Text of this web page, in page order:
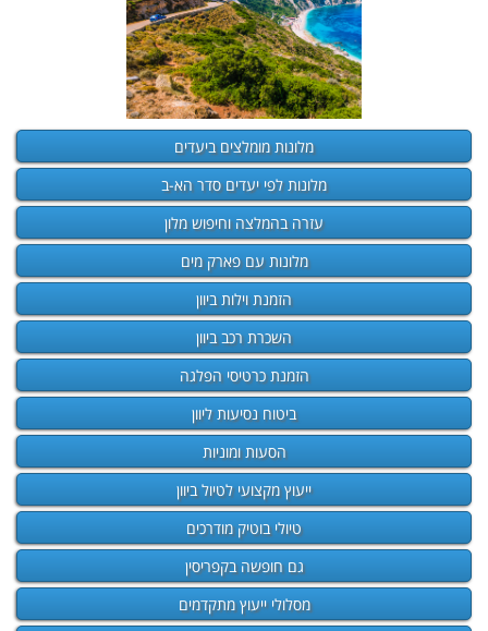
מלונות מומלצים ביעדים
מלונות לפי יעדים סדר הא-ב
עזרה בהמלצה וחיפוש מלון
מלונות עם פארק מים
הזמנת וילות ביוון
השכרת רכב ביוון
הזמנת כרטיסי הפלגה
ביטוח נסיעות ליוון
הסעות ומוניות
ייעוץ מקצועי לטיול ביוון
טיולי בוטיק מודרכים
גם חופשה בקפריסין
מסלולי ייעוץ מתקדמים